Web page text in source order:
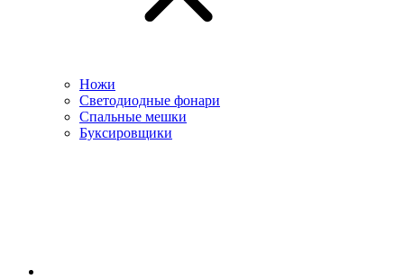
Ножи
Светодиодные фонари
Спальные мешки
Буксировщики